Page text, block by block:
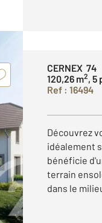
CERNEX 74
120,26 m2, 5
Ref : 16494
Découvrez
idéalement
bénéficie
terrain
dans le